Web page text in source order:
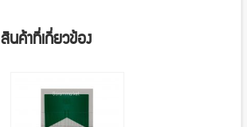
สินค้าที่เกี่ยวข้อง